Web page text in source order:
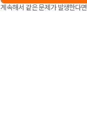
계속해서 같은 문제가 발생한다면